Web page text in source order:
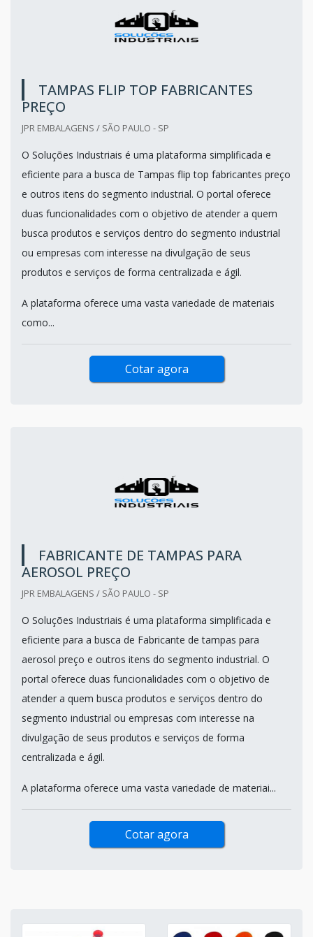
TAMPAS FLIP TOP FABRICANTES
PREÇO
JPR EMBALAGENS / SÃO PAULO - SP
O Soluções Industriais é uma plataforma simplificada e
eficiente para a busca de Tampas flip top fabricantes preço
e outros itens do segmento industrial. O portal oferece
duas funcionalidades com o objetivo de atender a quem
busca produtos e serviços dentro do segmento industrial
ou empresas com interesse na divulgação de seus
produtos e serviços de forma centralizada e ágil.
A plataforma oferece uma vasta variedade de materiais
como...
Cotar agora
FABRICANTE DE TAMPAS PARA
AEROSOL PREÇO
JPR EMBALAGENS / SÃO PAULO - SP
O Soluções Industriais é uma plataforma simplificada e
eficiente para a busca de Fabricante de tampas para
aerosol preço e outros itens do segmento industrial. O
portal oferece duas funcionalidades com o objetivo de
atender a quem busca produtos e serviços dentro do
segmento industrial ou empresas com interesse na
divulgação de seus produtos e serviços de forma
centralizada e ágil.
A plataforma oferece uma vasta variedade de materiai...
Cotar agora